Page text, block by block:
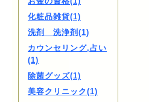
化粧品雑貨(1)
洗剤 洗浄剤(1)
カウンセリング,占い
(1)
除菌グッズ(1)
美容クリニック(1)